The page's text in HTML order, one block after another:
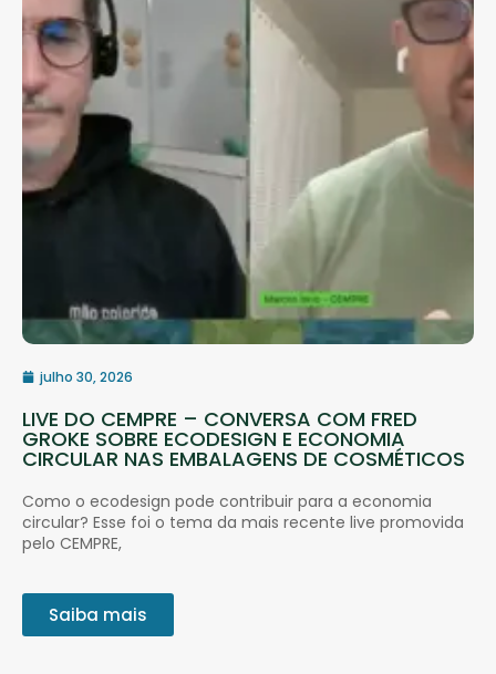
julho 30, 2026
LIVE DO CEMPRE – CONVERSA COM FRED
GROKE SOBRE ECODESIGN E ECONOMIA
CIRCULAR NAS EMBALAGENS DE COSMÉTICOS
Como o ecodesign pode contribuir para a economia
circular? Esse foi o tema da mais recente live promovida
pelo CEMPRE,
Saiba mais